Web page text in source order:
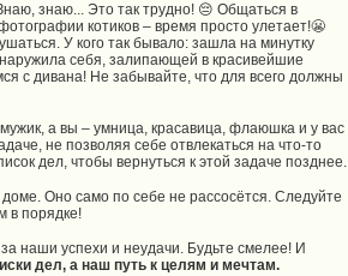
знаю... Это так трудно! 😔 Общаться в
котиков – время просто улетает!😬
У кого так бывало: зашла на минутку
себя, залипающей в красивейшие
с дивана! Не забывайте, что для всего должны
а вы – умница, красавица, флаюшка и у вас
не позволяя себе отвлекаться на что-то
дел, чтобы вернуться к этой задаче позднее.
Оно само по себе не рассосётся. Следуйте
в порядке!
наши успехи и неудачи. Будьте смелее! И
дел, а наш путь к целям и мечтам.